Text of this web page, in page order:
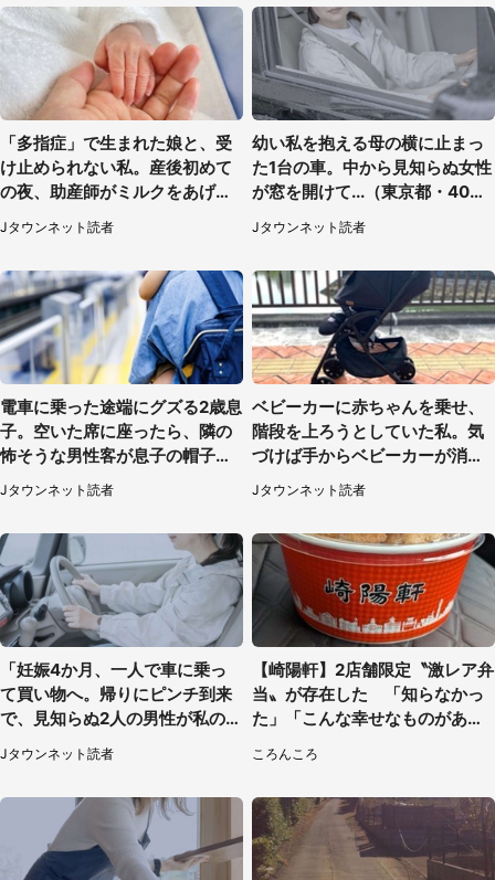
「多指症」で生まれた娘と、受
け止められない私。産後初めて
の夜、助産師がミルクをあげて
るのを見て...（静岡県・20代女
性）
Jタウンネット読者
幼い私を抱える母の横に止まっ
た1台の車。中から見知らぬ女性
が窓を開けて...（東京都・40代
Jタウンネット読者
電車に乗った途端にグズる2歳息
子。空いた席に座ったら、隣の
怖そうな男性客が息子の帽子に
手を伸ばし（千葉県・40代女
性）
Jタウンネット読者
ベビーカーに赤ちゃんを乗せ、
階段を上ろうとしていた私。気
づけば手からベビーカーが消え
ていて（神奈川県・60代女性）
Jタウンネット読者
「妊娠4か月、一人で車に乗っ
て買い物へ。帰りにピンチ到来
で、見知らぬ2人の男性が私の車
を...」（30代女性）
Jタウンネット読者
【崎陽軒】2店舗限定〝激レア弁
当〟が存在した 「知らなかっ
た」「こんな幸せなものがあっ
ころんころ